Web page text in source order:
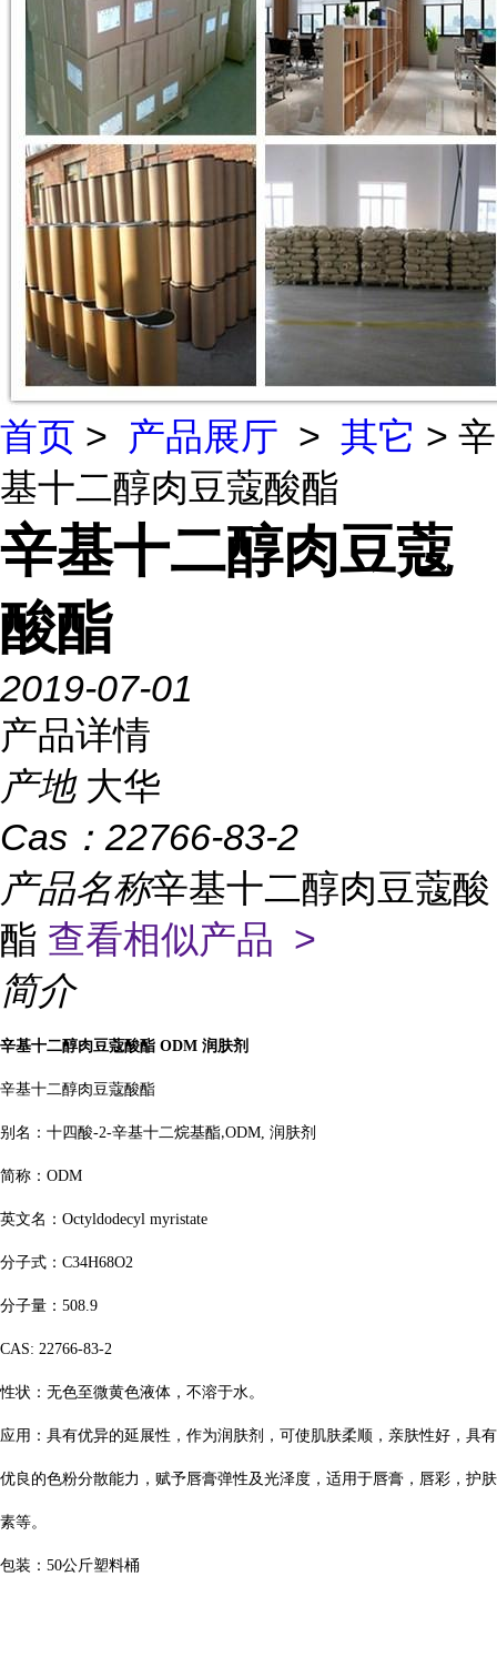
首页 > 产品展厅 > 其它 > 辛
基十二醇肉豆蔻酸酯
辛基十二醇肉豆蔻
酸酯
2019-07-01
产品详情
产地 大华
Cas： 22766-83-2
产品名称辛基十二醇肉豆蔻酸
酯 查看相似产品 >
简介
辛基十二醇肉豆蔻酸酯 ODM 润肤剂
辛基十二醇肉豆蔻酸酯
别名：十四酸-2-辛基十二烷基酯,ODM, 润肤剂
简称： ODM
英文名： Octyldodecyl myristate
分子式： C34H68O2
分子量： 508.9
CAS: 22766-83-2
性状：无色至微黄色液体，不溶于水。
应用：具有优异的延展性，作为润肤剂，可使肌肤柔顺，亲肤性好，具有
优良的色粉分散能力，赋予唇膏弹性及光泽度，适用于唇膏，唇彩，护肤
素等。
包装： 50公斤塑料桶